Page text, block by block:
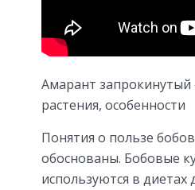
Амарант
растения, особенности
Понятия о пользе
обоснованы. Бобовые
используются в диетах